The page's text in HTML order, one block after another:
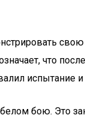
что
бою. Это